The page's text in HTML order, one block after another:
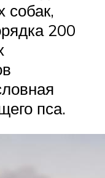
собак,
200
пса.